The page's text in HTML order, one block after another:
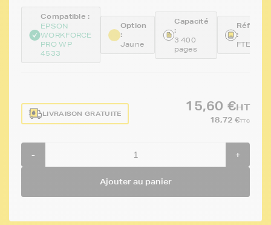
Compatible :
EPSON
WORKFORCE
PRO WP
4533
Option
:
Jaune
Capacité
:
3 400
pages
:
LIVRAISON GRATUITE
15,60 €HT
18,72 €TTC
- +
Ajouter au panier